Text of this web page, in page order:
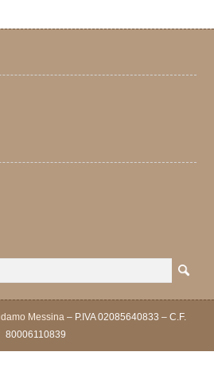
Messina – P.IVA 02085640833 – C.F.
80006110839